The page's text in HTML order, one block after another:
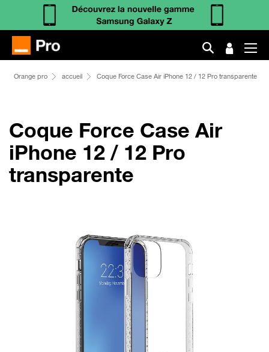
Orange pro accueil Coque Force Case Air iPhone 12 / 12 Pro transparente
Coque Force Case Air
iPhone 12 / 12 Pro
transparente